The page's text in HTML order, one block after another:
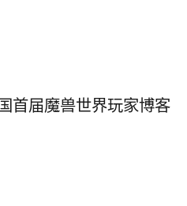
首届魔兽世界玩家博客